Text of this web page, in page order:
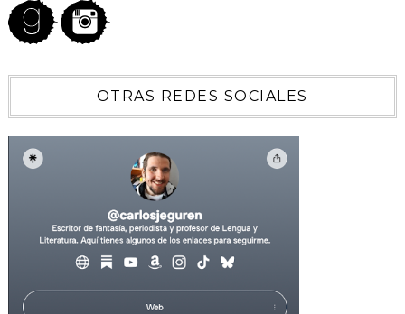
OTRAS REDES SOCIALES